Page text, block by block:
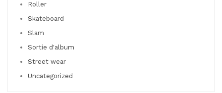
Roller
Skateboard
Slam
Sortie d'album
Street wear
Uncategorized